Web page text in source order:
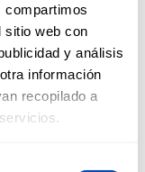
compartimos
sitio web con
y análisis
información
recopilado a